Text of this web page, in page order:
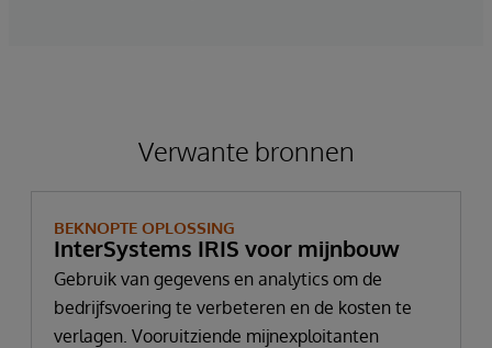
Verwante bronnen
BEKNOPTE OPLOSSING
InterSystems IRIS voor mijnbouw
Gebruik van gegevens en analytics om de
bedrijfsvoering te verbeteren en de kosten te
verlagen. Vooruitziende mijnexploitanten